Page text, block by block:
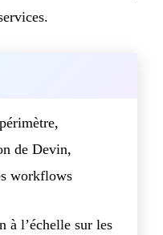
de Devin,
workflows
à l’échelle sur les